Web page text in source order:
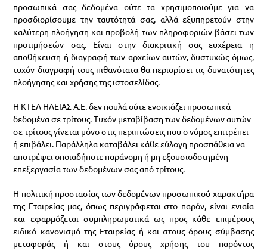
προσωπικά σας δεδομένα ούτε τα χρησιμοποιούμε για να
προσδιορίσουμε την ταυτότητά σας, αλλά εξυπηρετούν στην
καλύτερη πλοήγηση και προβολή των πληροφοριών βάσει των
προτιμήσεών σας. Είναι στην διακριτική σας ευχέρεια η
αποθήκευση ή διαγραφή των αρχείων αυτών, δυστυχώς όμως,
τυχόν διαγραφή τους πιθανότατα θα περιορίσει τις δυνατότητες
πλοήγησης και χρήσης της ιστοσελίδας.
Η ΚΤΕΛ ΗΛΕΙΑΣ Α.Ε. δεν πουλά ούτε ενοικιάζει προσωπικά
δεδομένα σε τρίτους. Τυχόν μεταβίβαση των δεδομένων αυτών
σε τρίτους γίνεται μόνο στις περιπτώσεις που ο νόμος επιτρέπει
ή επιβάλει. Παράλληλα καταβάλει κάθε εύλογη προσπάθεια να
αποτρέψει οποιαδήποτε παράνομη ή μη εξουσιοδοτημένη
επεξεργασία των δεδομένων σας από τρίτους.
Η πολιτική προστασίας των δεδομένων προσωπικού χαρακτήρα
της Εταιρείας μας, όπως περιγράφεται στο παρόν, είναι ενιαία
και εφαρμόζεται συμπληρωματικά ως προς κάθε επιμέρους
ειδικό κανονισμό της Εταιρείας ή και στους όρους σύμβασης
μεταφοράς ή και στους όρους χρήσης του παρόντος